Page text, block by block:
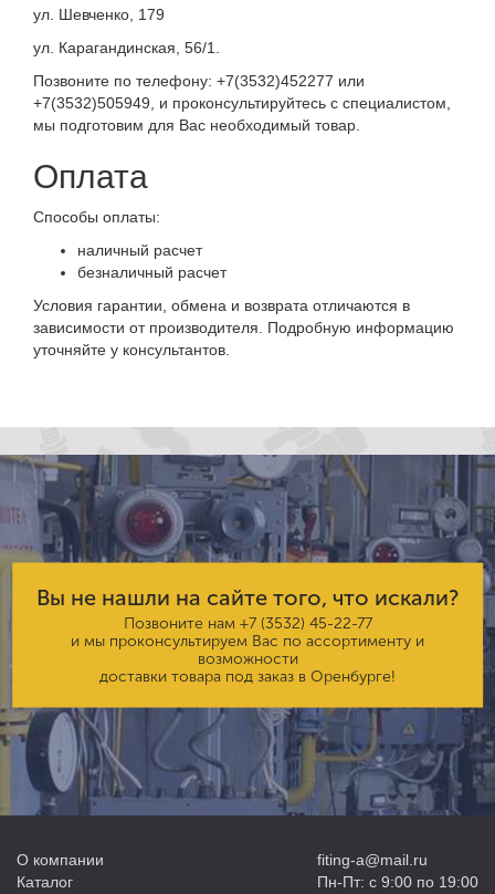
ул. Шевченко, 179
ул. Карагандинская, 56/1.
Позвоните по телефону: +7(3532)452277 или
+7(3532)505949, и проконсультируйтесь с специалистом,
мы подготовим для Вас необходимый товар.
Оплата
Способы оплаты:
наличный расчет
безналичный расчет
Условия гарантии, обмена и возврата отличаются в
зависимости от производителя. Подробную информацию
уточняйте у консультантов.
Вы не нашли на сайте того, что искали?
Позвоните нам +7 (3532) 45-22-77
и мы проконсультируем Вас по ассортименту и
возможности
доставки товара под заказ в Оренбурге!
О компании
Каталог
fiting-a@mail.ru
Пн-Пт: с 9:00 по 19:00